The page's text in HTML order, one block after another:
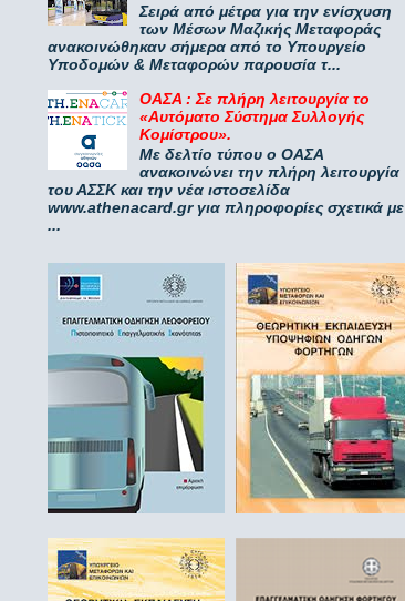
Σειρά από μέτρα για την ενίσχυση
των Μέσων Μαζικής Μεταφοράς
ανακοινώθηκαν σήμερα από το Υπουργείο
Υποδομών & Μεταφορών παρουσία τ...
ΟΑΣΑ : Σε πλήρη λειτουργία το
«Αυτόματο Σύστημα Συλλογής
Κομίστρου».
Με δελτίο τύπου ο ΟΑΣΑ
ανακοινώνει την πλήρη λειτουργία
του ΑΣΣΚ και την νέα ιστοσελίδα
www.athenacard.gr για πληροφορίες σχετικά με
...